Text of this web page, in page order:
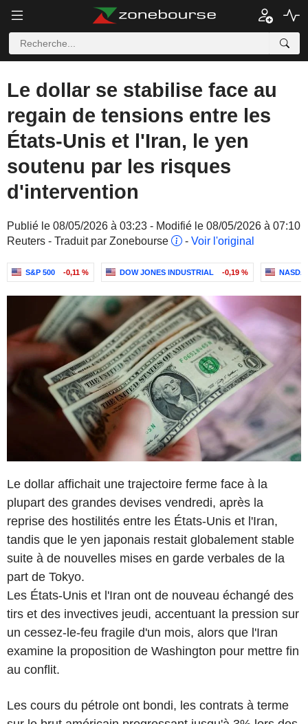
Le dollar se stabilise face au
regain de tensions entre les
États-Unis et l'Iran, le yen
soutenu par les risques
d'intervention
Publié le 08/05/2026 à 03:23 - Modifié le 08/05/2026 à 07:10
Reuters - Traduit par Zonebourse
- Voir l'original
S&P 500 -0,11 % DOW JONES INDUSTRIAL -0,19 %
Le dollar affichait une trajectoire ferme face à la
plupart des grandes devises vendredi, après la
reprise des hostilités entre les États-Unis et l'Iran,
tandis que le yen japonais restait globalement stable
suite à de nouvelles mises en garde verbales de la
part de Tokyo.
Les États-Unis et l'Iran ont de nouveau échangé des
tirs et des invectives jeudi, accentuant la pression sur
un cessez-le-feu fragile d'un mois, alors que l'Iran
examine la proposition de Washington pour mettre fin
au conflit.
Les cours du pétrole ont bondi, les contrats à terme